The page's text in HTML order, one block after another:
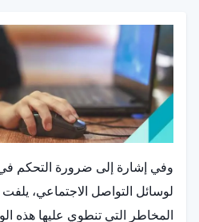
وفي إشارة إلى ضرورة التحكم
لوسائل التواصل الاجتماعي، يلفت
المخاطر التي تنطوي عليها هذه